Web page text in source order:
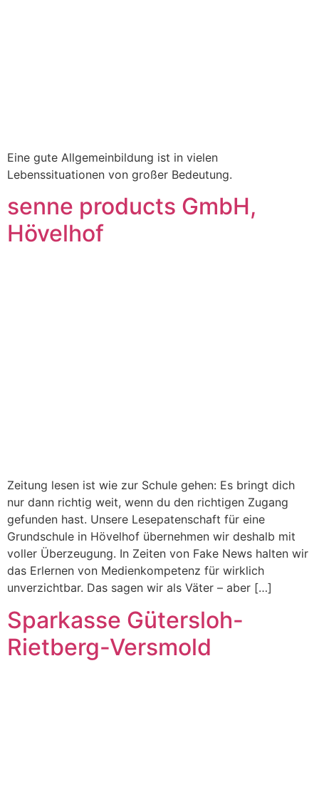
Eine gute Allgemeinbildung ist in vielen
Lebenssituationen von großer Bedeutung.
senne products GmbH,
Hövelhof
Zeitung lesen ist wie zur Schule gehen: Es bringt dich
nur dann richtig weit, wenn du den richtigen Zugang
gefunden hast. Unsere Lesepatenschaft für eine
Grundschule in Hövelhof übernehmen wir deshalb mit
voller Überzeugung. In Zeiten von Fake News halten wir
das Erlernen von Medienkompetenz für wirklich
unverzichtbar. Das sagen wir als Väter – aber […]
Sparkasse Gütersloh-
Rietberg-Versmold